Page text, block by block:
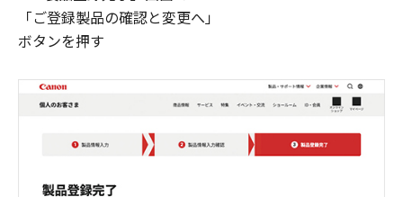
「ご登録製品の確認と変更へ」
ボタンを押す